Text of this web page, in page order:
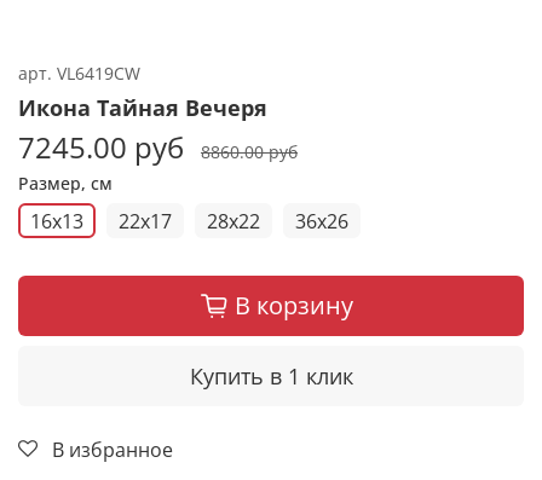
арт. VL6419CW
Икона Тайная Вечеря
7245.00 руб
8860.00 руб
Размер, см
16х13 22х17 28х22 36х26
В корзину
Купить в 1 клик
В избранное